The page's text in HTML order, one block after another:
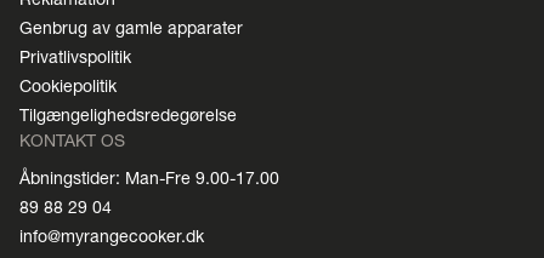
Genbrug av gamle apparater
Privatlivspolitik
Cookiepolitik
Tilgængelighedsredegørelse
KONTAKT OS
Åbningstider: Man-Fre 9.00-17.00
89 88 29 04
info@myrangecooker.dk